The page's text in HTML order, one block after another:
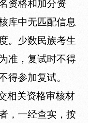
资格和加分资
库中无匹配信息
。少数民族考生
准，复试时不得
得参加复试。
相关资格审核材
，一经查实，按